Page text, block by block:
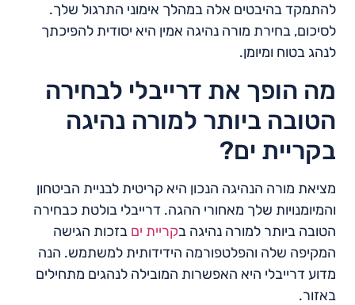
להתמקד בהיבטים אלה במהלך אימוני התרגול שלך.
לסיכום, בחירת מורה נהיגה אמין היא יסודית להפיכתך
לנהג בטוח ומיומן.
מה הופך את דרייבלי לבחירה
הטובה ביותר למורה נהיגה
בקריית ים?
מציאת מורה הנהיגה הנכון היא קריטית לבניית הביטחון
והמיומנויות שלך מאחורי ההגה. דרייבלי בולטת כבחירה
הטובה ביותר למורה נהיגה בקריית ים בזכות הגישה
המקיפה שלה והפלטפורמה הידידותית למשתמש. הנה
מדוע דרייבלי היא האפשרות המובילה לנהגים מתחילים
באזור.